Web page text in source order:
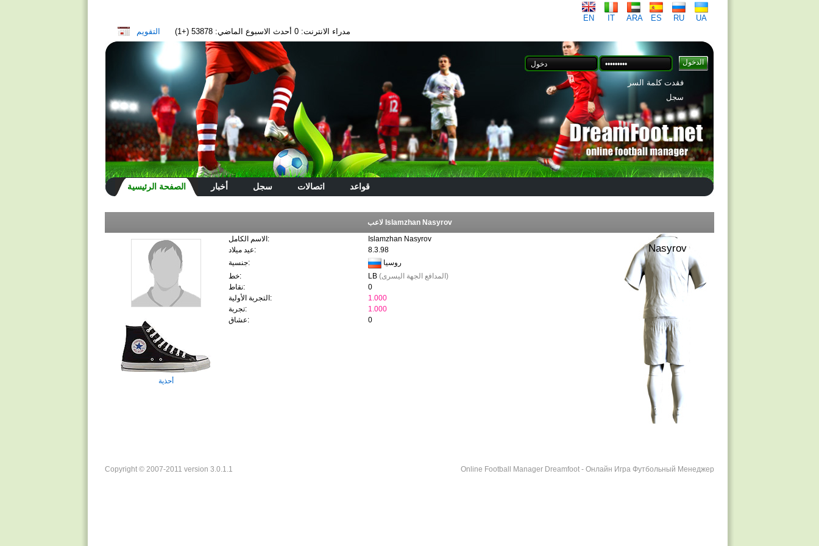
EN IT ARA ES RU
UA
مدراء الانترنت: 0
أحدث الاسبوع الماضي: 53878 (+1) التقويم
فقدت كلمة السر
سجل
الصفحة الرئيسية أخبار سجل اتصالات قواعد
لاعب Islamzhan Nasyrov
أحذية
الاسم الكامل:
Islamzhan Nasyrov
عيد ميلاد:
8.3.98
جنسية:
روسيا
خط:
LB
(المدافع الجهة اليسرى)
نقاط:
0
التجربة الأولية:
1.000
تجربة:
1.000
عشاق:
0
Nasyrov
Online Football Manager Dreamfoot - Онлайн Игра Футбольный Менеджер
Copyright © 2007-2011 version 3.0.1.1